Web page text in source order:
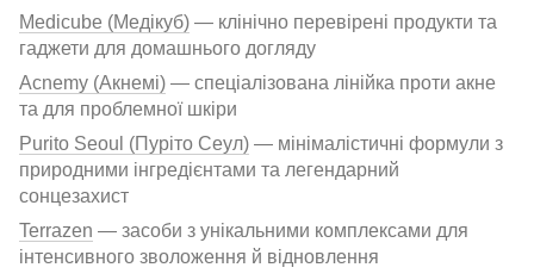
Medicube (Медікуб) — клінічно перевірені продукти та
гаджети для домашнього догляду
Acnemy (Акнемі) — спеціалізована лінійка проти акне
та для проблемної шкіри
Purito Seoul (Пуріто Сеул) — мінімалістичні формули з
природними інгредієнтами та легендарний
сонцезахист
Terrazen — засоби з унікальними комплексами для
інтенсивного зволоження й відновлення